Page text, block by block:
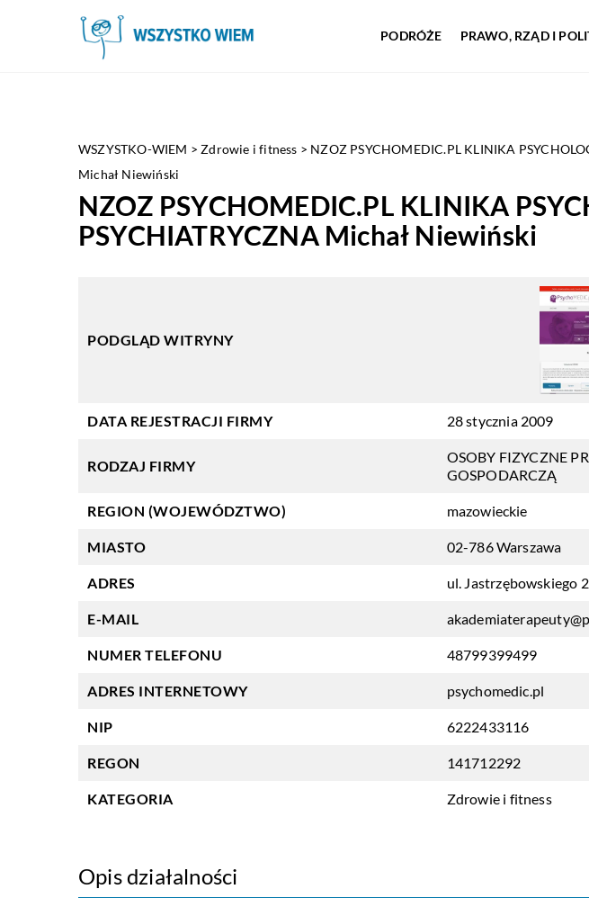
PODRÓŻE PRAWO, RZĄD I
WSZYSTKO-WIEM >Zdrowie i fitness > NZOZ PSYCHOMEDIC.PL KLINIKA
Michał Niewiński
NZOZ PSYCHOMEDIC.PL KLINIKA
PSYCHIATRYCZNA Michał Niewiński
PODGLĄD WITRYNY
DATA REJESTRACJI FIRMY 28 stycznia 2009
RODZAJ FIRMY
OSOBY FIZYCZNE
GOSPODARCZĄ
REGION (WOJEWÓDZTWO) mazowieckie
MIASTO 02-786 Warszawa
ADRES ul. Jastrzębowskiego
E-MAIL
NUMER TELEFONU 48799399499
ADRES INTERNETOWY psychomedic.pl
NIP 6222433116
REGON 141712292
KATEGORIA Zdrowie i fitness
Opis działalności